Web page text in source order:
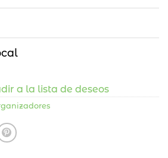
a la lista de deseos